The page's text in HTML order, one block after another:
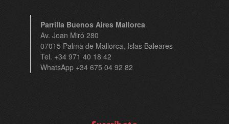
Parrilla Buenos Aires Mallorca
Av. Joan Miró 280
07015 Palma de Mallorca, Islas Baleares
Tel. +34 971 40 18 42
WhatsApp +34 675 04 92 82